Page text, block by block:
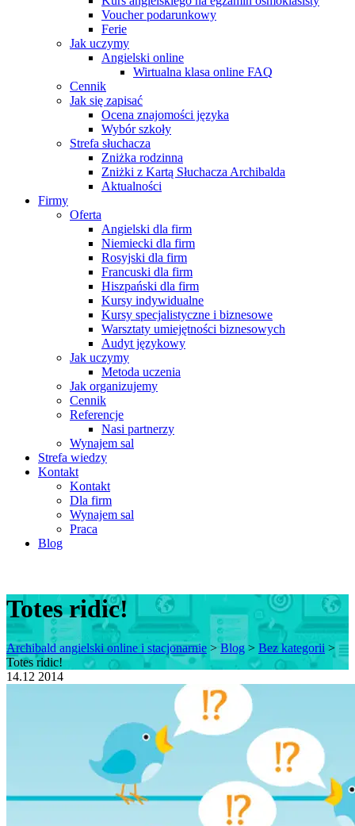
Voucher podarunkowy
Ferie
Jak uczymy
Angielski online
Wirtualna klasa online FAQ
Cennik
Jak się zapisać
Ocena znajomości języka
Wybór szkoły
Strefa słuchacza
Zniżka rodzinna
Zniżki z Kartą Słuchacza Archibalda
Aktualności
Firmy
Oferta
Angielski dla firm
Niemiecki dla firm
Rosyjski dla firm
Francuski dla firm
Hiszpański dla firm
Kursy indywidualne
Kursy specjalistyczne i biznesowe
Warsztaty umiejętności biznesowych
Audyt językowy
Jak uczymy
Metoda uczenia
Jak organizujemy
Cennik
Referencje
Nasi partnerzy
Wynajem sal
Strefa wiedzy
Kontakt
Kontakt
Dla firm
Wynajem sal
Praca
Blog
Totes ridic!
Archibald angielski online i stacjonarnie >Blog> Bez kategorii >
Totes ridic!
14.12 2014